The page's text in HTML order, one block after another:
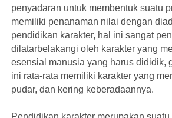
penyadaran untuk membentuk suatu
memiliki penanaman nilai dengan
pendidikan karakter, hal ini sangat
dilatarbelakangi oleh karakter yang
esensial manusia yang harus dididik,
ini rata-rata memiliki karakter yang
pudar, dan kering keberadaannya.